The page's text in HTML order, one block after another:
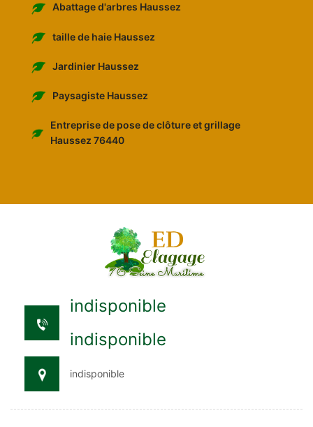
Abattage d'arbres Haussez
taille de haie Haussez
Jardinier Haussez
Paysagiste Haussez
Entreprise de pose de clôture et grillage
Haussez 76440
indisponible
indisponible
indisponible